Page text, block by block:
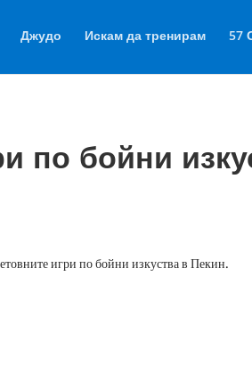
Джудо Искам да тренирам 57
по бойни
игри по бойни изкуства в Пекин.